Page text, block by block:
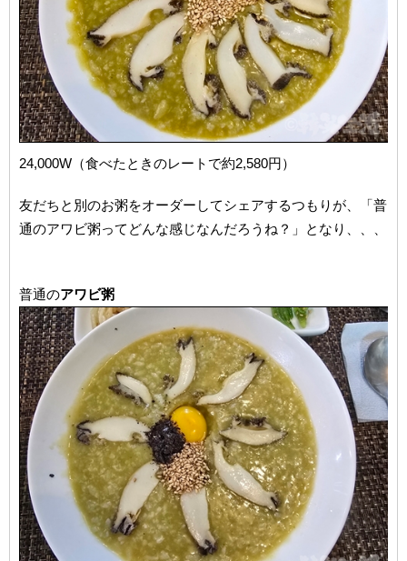
24,000W（食べたときのレートで約2,580円）
友だちと別のお粥をオーダーしてシェアするつもりが、「普
通のアワビ粥ってどんな感じなんだろうね？」となり、、、
普通のアワビ粥